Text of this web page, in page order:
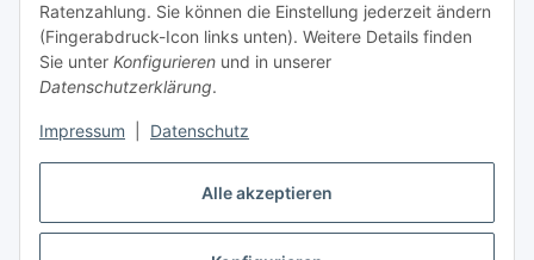
Alle akzeptieren
Ratenzahlung. Sie können die Einstellung jederzeit ändern
(Fingerabdruck-Icon links unten). Weitere Details finden
Sie unter Konfigurieren und in unserer
Datenschutzerklärung.
Impressum Datenschutz
Informationen
Gesetzliche Informationen
Vertrag widerrufen